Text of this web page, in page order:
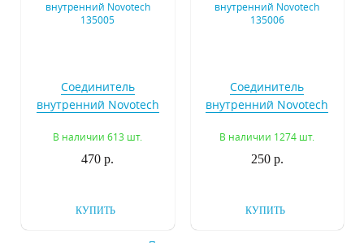
Соединитель
внутренний Novotech
В наличии 613 шт.
470 р.
КУПИТЬ
Соединитель
внутренний Novotech
В наличии 1274 шт.
250 р.
КУПИТЬ